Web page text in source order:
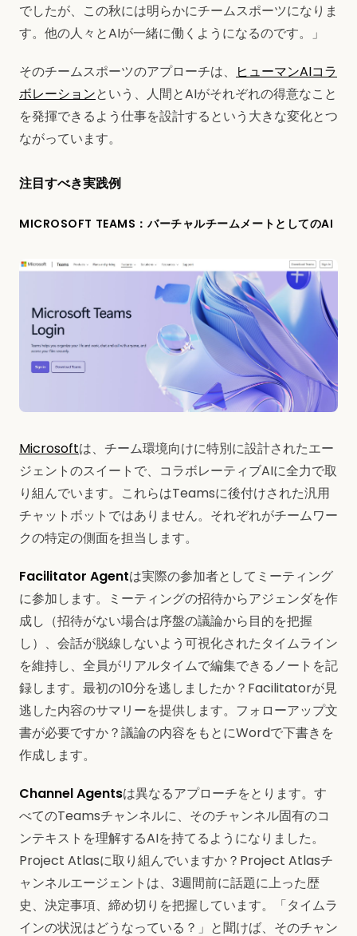
でしたが、この秋には明らかにチームスポーツになりま
す。他の人々とAIが一緒に働くようになるのです。」
そのチームスポーツのアプローチは、
ヒューマンAIコラ
ボレーションという、人間とAIがそれぞれの得意なこと
を発揮できるよう仕事を設計するという大きな変化とつ
ながっています。
注目すべき実践例
MICROSOFT TEAMS：バーチャルチームメートとしてのAI
Microsoftは、チーム環境向けに特別に設計されたエー
ジェントのスイートで、コラボレーティブAIに全力で取
り組んでいます。これらはTeamsに後付けされた汎用
チャットボットではありません。それぞれがチームワー
クの特定の側面を担当します。
Facilitator Agentは実際の参加者としてミーティング
に参加します。ミーティングの招待からアジェンダを作
成し（招待がない場合は序盤の議論から目的を把握
し）、会話が脱線しないよう可視化されたタイムライン
を維持し、全員がリアルタイムで編集できるノートを記
録します。最初の10分を逃しましたか？Facilitatorが見
逃した内容のサマリーを提供します。フォローアップ文
書が必要ですか？議論の内容をもとにWordで下書きを
作成します。
Channel Agentsは異なるアプローチをとります。す
べてのTeamsチャンネルに、そのチャンネル固有のコ
ンテキストを理解するAIを持てるようになりました。
Project Atlasに取り組んでいますか？Project Atlasチ
ャンネルエージェントは、3週間前に話題に上った歴
史、決定事項、締め切りを把握しています。「タイムラ
インの状況はどうなっている？」と聞けば、そのチャン